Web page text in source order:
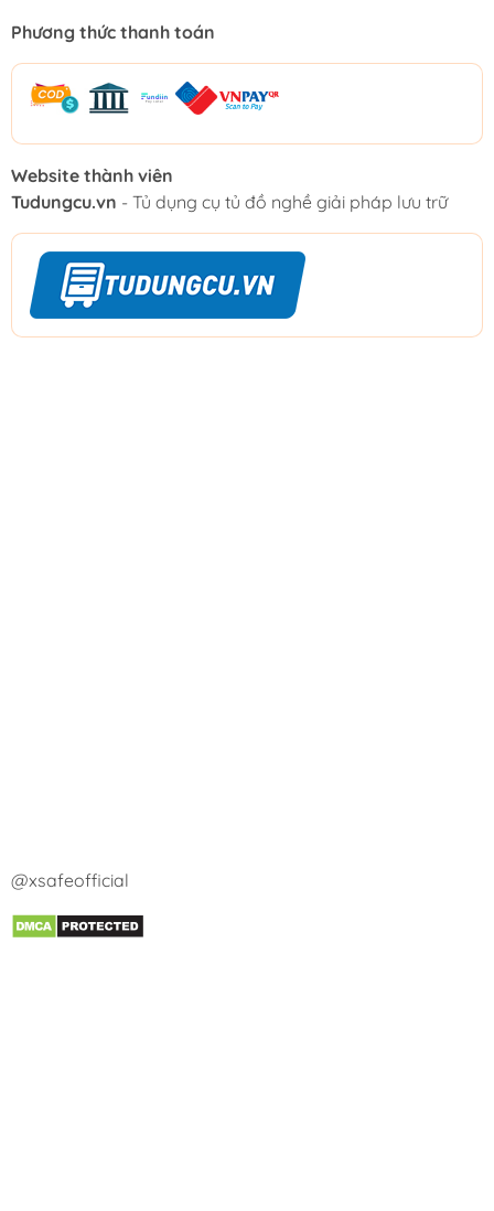
Phương thức thanh toán
Website thành viên
Tudungcu.vn - Tủ dụng cụ tủ đồ nghề giải pháp lưu trữ
@xsafeofficial